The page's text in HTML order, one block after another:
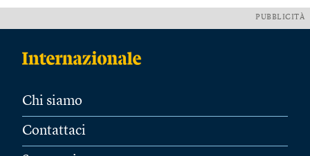
PUBBLICITÀ
Chi siamo
Contattaci